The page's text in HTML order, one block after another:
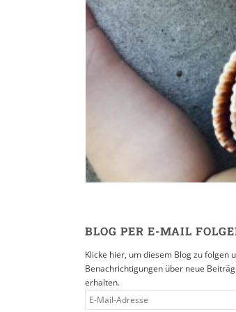
Reisen in
16.
BLOG PER E-MAIL
Klicke hier, um diesem Blog zu folgen
Benachrichtigungen über neue
erhalten.
E-